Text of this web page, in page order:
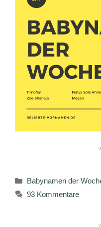
Kategorien
Babynamen der
93 Kommentare